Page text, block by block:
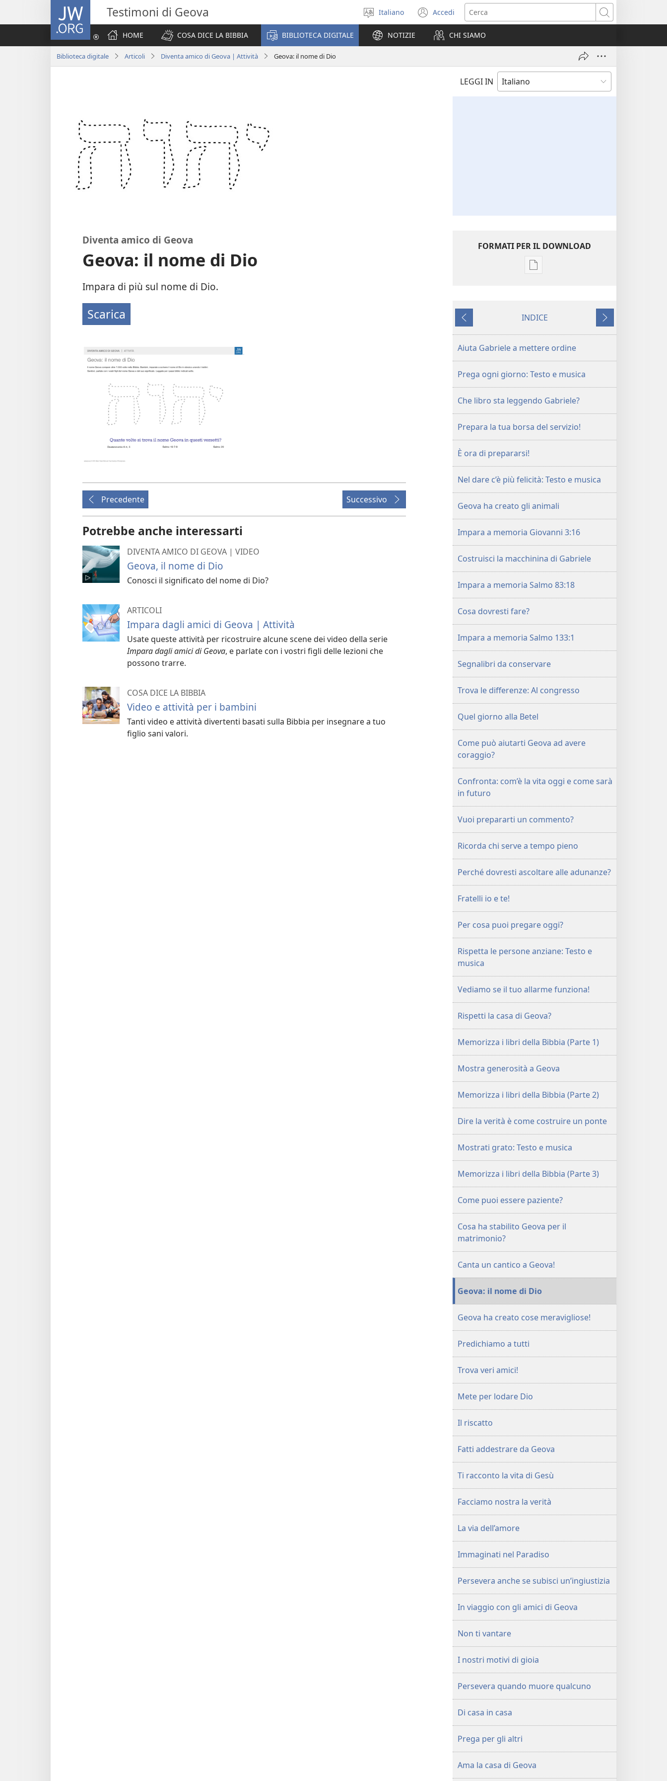
JW.ORG Testimoni di Geova
Seleziona
la
lingua
Italiano Accedi
(apre
una
nuova
finestra)
Cerca
HOME
COSA DICE LA BIBBIA BIBLIOTECA DIGITALE NOTIZIE CHI SIAMO
Biblioteca digitale Articoli Diventa amico di Geova | Attività Geova: il nome di Dio
LEGGI IN
Diventa amico di Geova
Geova: il nome di Dio
Impara di più sul nome di Dio.
Scarica
Precedente Successivo
Potrebbe anche interessarti
DIVENTA AMICO DI GEOVA | VIDEO
Geova, il nome di Dio
Conosci il significato del nome di Dio?
ARTICOLI
Impara dagli amici di Geova | Attività
Usate queste attività per ricostruire alcune scene dei video della serie
Impara dagli amici di Geova, e parlate con i vostri figli delle lezioni che
possono trarre.
COSA DICE LA BIBBIA
Video e attività per i bambini
Tanti video e attività divertenti basati sulla Bibbia per insegnare a tuo
figlio sani valori.
FORMATI PER IL DOWNLOAD
Opzioni
delle
amico
Geova
|
Attività
Precedente
INDICE
Successivo
Aiuta Gabriele a mettere ordine
Prega ogni giorno: Testo e musica
Che libro sta leggendo Gabriele?
Prepara la tua borsa del servizio!
È ora di prepararsi!
Nel dare c’è più felicità: Testo e musica
Geova ha creato gli animali
Impara a memoria Giovanni 3:16
Costruisci la macchinina di Gabriele
Impara a memoria Salmo 83:18
Cosa dovresti fare?
Impara a memoria Salmo 133:1
Segnalibri da conservare
Trova le differenze: Al congresso
Quel giorno alla Betel
Come può aiutarti Geova ad avere
coraggio?
Confronta: com’è la vita oggi e come sarà
in futuro
Vuoi prepararti un commento?
Ricorda chi serve a tempo pieno
Perché dovresti ascoltare alle adunanze?
Fratelli io e te!
Per cosa puoi pregare oggi?
Rispetta le persone anziane: Testo e
musica
Vediamo se il tuo allarme funziona!
Rispetti la casa di Geova?
Memorizza i libri della Bibbia (Parte 1)
Mostra generosità a Geova
Memorizza i libri della Bibbia (Parte 2)
Dire la verità è come costruire un ponte
Mostrati grato: Testo e musica
Memorizza i libri della Bibbia (Parte 3)
Come puoi essere paziente?
Cosa ha stabilito Geova per il
matrimonio?
Canta un cantico a Geova!
Geova: il nome di Dio
Geova ha creato cose meravigliose!
Predichiamo a tutti
Trova veri amici!
Mete per lodare Dio
Il riscatto
Fatti addestrare da Geova
Ti racconto la vita di Gesù
Facciamo nostra la verità
La via dell’amore
Immaginati nel Paradiso
Persevera anche se subisci un’ingiustizia
In viaggio con gli amici di Geova
Non ti vantare
I nostri motivi di gioia
Persevera quando muore qualcuno
Di casa in casa
Prega per gli altri
Ama la casa di Geova